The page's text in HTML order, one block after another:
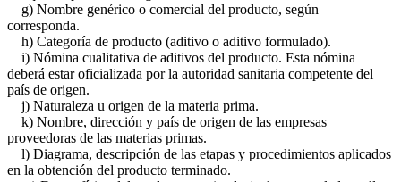
g) Nombre genérico o comercial del producto, según
corresponda.
h) Categoría de producto (aditivo o aditivo formulado).
i) Nómina cualitativa de aditivos del producto. Esta nómina
deberá estar oficializada por la autoridad sanitaria competente del
país de origen.
j) Naturaleza u origen de la materia prima.
k) Nombre, dirección y país de origen de las empresas
proveedoras de las materias primas.
l) Diagrama, descripción de las etapas y procedimientos aplicados
en la obtención del producto terminado.